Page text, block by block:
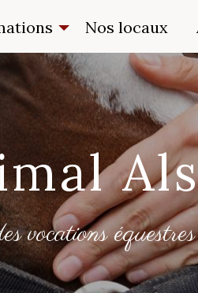
Nos locaux
vocations